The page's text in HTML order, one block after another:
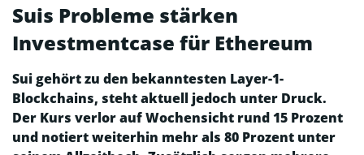
Suis Probleme stärken
Investmentcase für Ethereum
Sui gehört zu den bekanntesten Layer-1-
Blockchains, steht aktuell jedoch unter Druck.
Der Kurs verlor auf Wochensicht rund 15 Prozent
und notiert weiterhin mehr als 80 Prozent unter